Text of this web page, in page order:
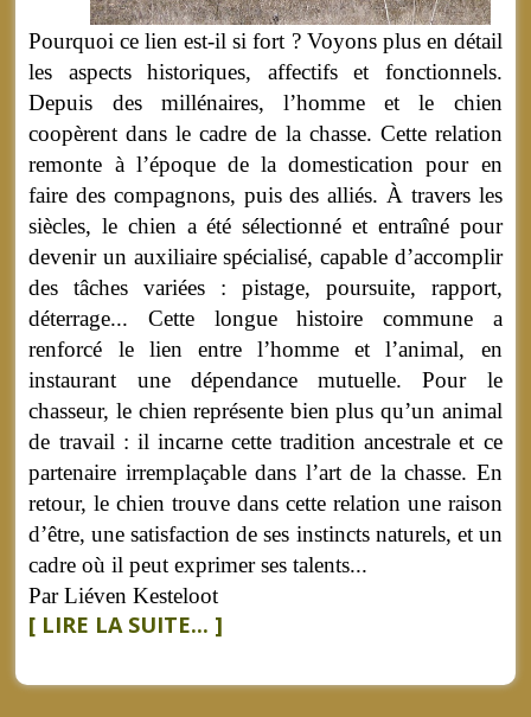
Pourquoi ce lien est-il si fort ? Voyons plus en détail
les aspects historiques, affectifs et fonctionnels.
Depuis des millénaires, l’homme et le chien
coopèrent dans le cadre de la chasse. Cette relation
remonte à l’époque de la domestication pour en
faire des compagnons, puis des alliés. À travers les
siècles, le chien a été sélectionné et entraîné pour
devenir un auxiliaire spécialisé, capable d’accomplir
des tâches variées : pistage, poursuite, rapport,
déterrage... Cette longue histoire commune a
renforcé le lien entre l’homme et l’animal, en
instaurant une dépendance mutuelle. Pour le
chasseur, le chien représente bien plus qu’un animal
de travail : il incarne cette tradition ancestrale et ce
partenaire irremplaçable dans l’art de la chasse. En
retour, le chien trouve dans cette relation une raison
d’être, une satisfaction de ses instincts naturels, et un
cadre où il peut exprimer ses talents...
Par Liéven Kesteloot
[ LIRE LA SUITE... ]